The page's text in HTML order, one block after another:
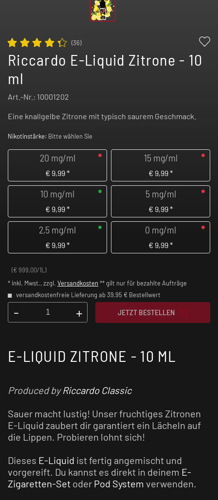
(36)
Riccardo E-Liquid Zitrone - 10
ml
Art.-Nr.: 10001202
Eine knallgelbe Zitrone mit typisch saurem Geschmack.
Nikotinstärke: Bitte wählen Sie
20 mg/ml
€ 9,99*
15 mg/ml
€ 9,99*
10 mg/ml
€ 9,99*
5 mg/ml
€ 9,99*
2,5 mg/ml
€ 9,99*
0 mg/ml
€ 9,99*
(€ 999,00/1L)
* inkl. Mwst., zzgl. Versandkosten ** gilt nur für bezahlte Aufträge
versandkostenfreie Lieferung ab 39,95 € Bestellwert
- + JETZT BESTELLEN
E-LIQUID ZITRONE - 10 ML
Produced byRiccardo Classic
Sauer macht lustig! Unser fruchtiges Zitronen
E-Liquid zaubert dir garantiert ein Lächeln auf
die Lippen. Probieren lohnt sich!
Dieses E-Liquid ist fertig angemischt und
vorgereift. Du kannst es direkt in deinem E-
Zigaretten-Set oder Pod System verwenden.